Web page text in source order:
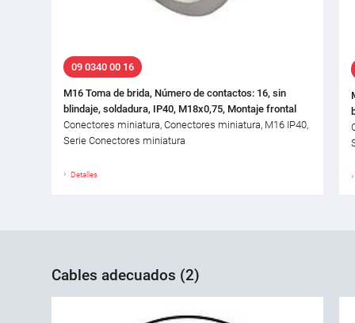
09 0340 00 16
M16 Toma de brida, Número de contactos: 16, sin
blindaje, soldadura, IP40, M18x0,75, Montaje frontal
Conectores miniatura, Conectores miniatura, M16 IP40,
Serie Conectores miniatura
Detalles
Cables adecuados (2)